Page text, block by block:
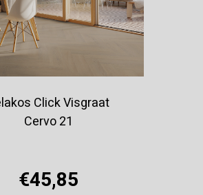
Click Visgraat
Cervo 21
€45,85